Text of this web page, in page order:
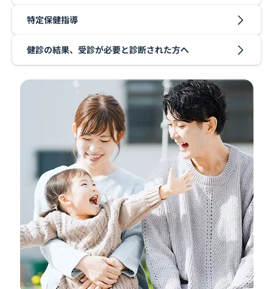
特定保健指導
健診の結果、受診が必要と診断された方へ